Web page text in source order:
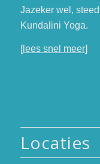
Jazeker wel,
Kundalini Yoga.
[lees snel meer]
Locaties